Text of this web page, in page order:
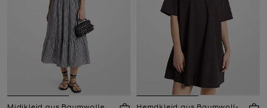
Midikleid aus Baumwolle
Hemdkleid aus Baumwoll-